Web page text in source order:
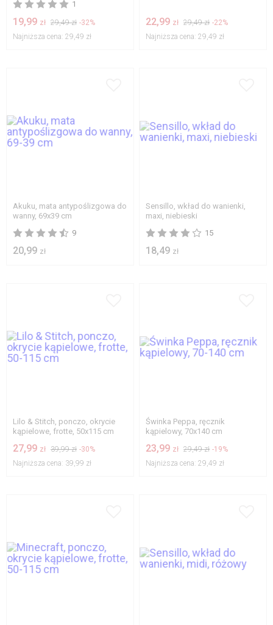
1
19,99 zł 29,49 zł -32%
Najniższa cena: 29,49 zł
22,99 zł 29,49 zł -22%
Najniższa cena: 29,49 zł
Akuku, mata antypoślizgowa do
wanny, 69x39 cm
9
20,99 zł
Sensillo, wkład do wanienki,
maxi, niebieski
15
18,49 zł
Lilo & Stitch, ponczo, okrycie
kąpielowe, frotte, 50x115 cm
27,99 zł 39,99 zł -30%
Najniższa cena: 39,99 zł
Świnka Peppa, ręcznik
kąpielowy, 70x140 cm
23,99 zł 29,49 zł -19%
Najniższa cena: 29,49 zł